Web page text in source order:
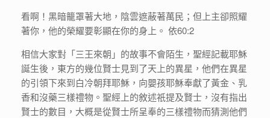
看啊！黑暗籠罩著大地，陰雲遮蔽著萬民；但上主卻照耀
著你，他的榮耀要彰顯在你的身上。 依60:2
相信大家對「三王來朝」的故事不會陌生，聖經記載耶穌
誕生後，東方的幾位賢士見到了天上的異星，他們在異星
的引領下來到白冷朝拜耶穌，向嬰孩耶穌奉獻了黃金、乳
香和沒藥三樣禮物。聖經上的敘述祇提及賢士，沒有指出
賢士的數目，大概是從賢士所呈奉的三樣禮物而猜測他們